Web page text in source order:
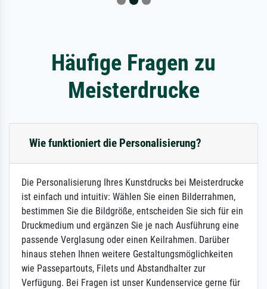
Häufige Fragen zu
Meisterdrucke
Wie funktioniert die Personalisierung?
Die Personalisierung Ihres Kunstdrucks bei Meisterdrucke
ist einfach und intuitiv: Wählen Sie einen Bilderrahmen,
bestimmen Sie die Bildgröße, entscheiden Sie sich für ein
Druckmedium und ergänzen Sie je nach Ausführung eine
passende Verglasung oder einen Keilrahmen. Darüber
hinaus stehen Ihnen weitere Gestaltungsmöglichkeiten
wie Passepartouts, Filets und Abstandhalter zur
Verfügung. Bei Fragen ist unser Kundenservice gerne für